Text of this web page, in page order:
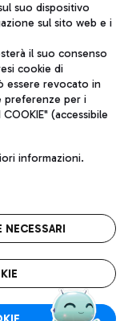
l'aeroporto
il servizio di taxi a
in aeroporto
a direzione e
13032990155 P.
Fiumicino (RM)
suo dispositivo
sul sito web e i
il suo consenso
cookie di
essere revocato in
preferenze per i
(accessibile
informazioni.